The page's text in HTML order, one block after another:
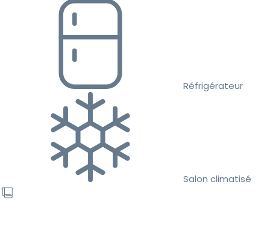
Réfrigérateur
Salon climatisé